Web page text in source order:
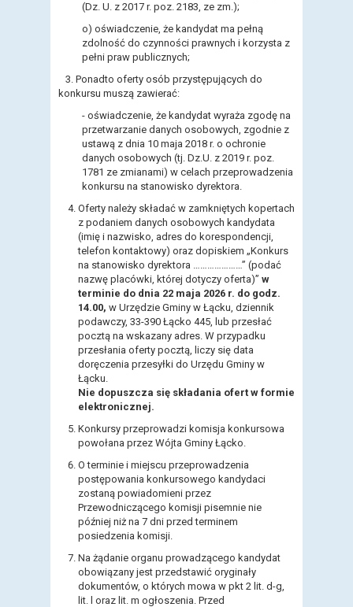
(Dz. U. z 2017 r. poz. 2183, ze zm.);
o) oświadczenie, że kandydat ma pełną
zdolność do czynności prawnych i korzysta z
pełni praw publicznych;
3. Ponadto oferty osób przystępujących do
konkursu muszą zawierać:
- oświadczenie, że kandydat wyraża zgodę na
przetwarzanie danych osobowych, zgodnie z
ustawą z dnia 10 maja 2018 r. o ochronie
danych osobowych (tj. Dz.U. z 2019 r. poz.
1781 ze zmianami) w celach przeprowadzenia
konkursu na stanowisko dyrektora.
Oferty należy składać w zamkniętych kopertach
z podaniem danych osobowych kandydata
(imię i nazwisko, adres do korespondencji,
telefon kontaktowy) oraz dopiskiem „Konkurs
na stanowisko dyrektora …………………” (podać
nazwę placówki, której dotyczy oferta)” w
terminie do dnia 22 maja 2026 r. do godz.
14.00, w Urzędzie Gminy w Łącku, dziennik
podawczy, 33-390 Łącko 445, lub przesłać
pocztą na wskazany adres. W przypadku
przesłania oferty pocztą, liczy się data
doręczenia przesyłki do Urzędu Gminy w
Łącku.
Nie dopuszcza się składania ofert w formie
elektronicznej.
Konkursy przeprowadzi komisja konkursowa
powołana przez Wójta Gminy Łącko.
O terminie i miejscu przeprowadzenia
postępowania konkursowego kandydaci
zostaną powiadomieni przez
Przewodniczącego komisji pisemnie nie
później niż na 7 dni przed terminem
posiedzenia komisji.
Na żądanie organu prowadzącego kandydat
obowiązany jest przedstawić oryginały
dokumentów, o których mowa w pkt 2 lit. d-g,
lit. l oraz lit. m ogłoszenia. Przed